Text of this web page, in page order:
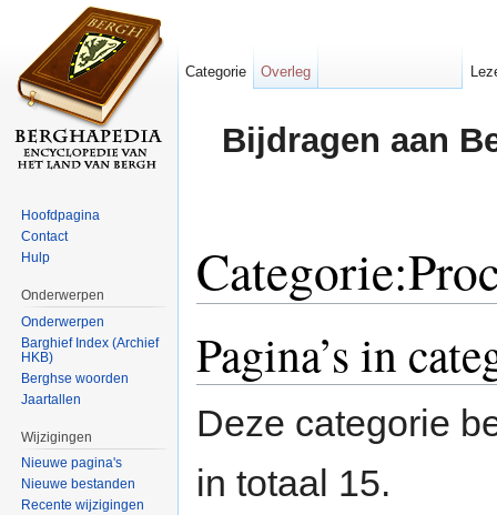
Bijdragen aan
Pagina’s in
Deze categorie
in totaal 15.
Categorie Overleg
Hoofdpagina
Contact
Hulp
Onderwerpen
Onderwerpen
Barghief Index (Archief
HKB)
Berghse woorden
Jaartallen
Wijzigingen
Nieuwe pagina's
Nieuwe bestanden
Recente wijzigingen